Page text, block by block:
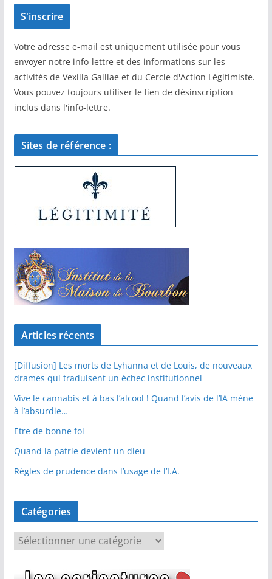
Votre adresse e-mail est uniquement utilisée pour vous
envoyer notre info-lettre et des informations sur les
activités de Vexilla Galliae et du Cercle d'Action Légitimiste.
Vous pouvez toujours utiliser le lien de désinscription
inclus dans l'info-lettre.
Sites de référence :
Articles récents
[Diffusion] Les morts de Lyhanna et de Louis, de nouveaux
drames qui traduisent un échec institutionnel
Vive le cannabis et à bas l’alcool ! Quand l’avis de l’IA mène
à l’absurdie…
Etre de bonne foi
Quand la patrie devient un dieu
Règles de prudence dans l’usage de l’I.A.
Catégories